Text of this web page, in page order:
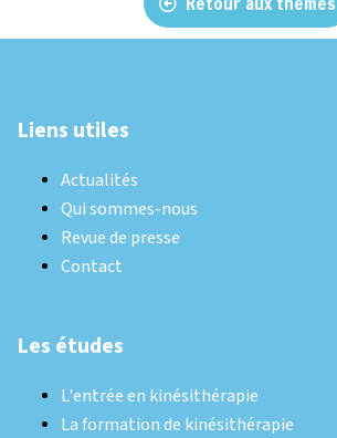
Liens utiles
Actualités
Qui sommes-nous
Revue de presse
Contact
Les études
L'entrée en kinésithérapie
La formation de kinésithérapie